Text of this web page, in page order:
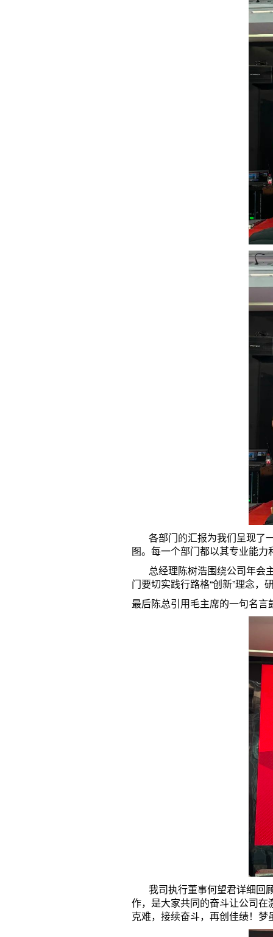
各部门的汇报为我们呈现了
图。每一个部门都以其专业能
总经理陈树浩围绕公司年会
门要切实践行路格“创新”理念
最后陈总引用毛主席的一句名
我司执行董事何望君详细回
作，是大家共同的奋斗让公司
克难，接续奋斗，再创佳绩！